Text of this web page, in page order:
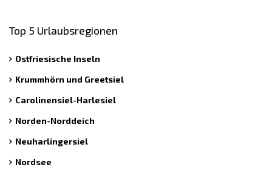
Top 5 Urlaubsregionen
Ostfriesische Inseln
Krummhörn und Greetsiel
Carolinensiel-Harlesiel
Norden-Norddeich
Neuharlingersiel
Nordsee